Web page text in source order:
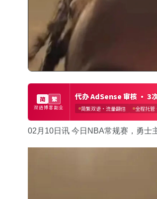
02月10日讯 今日NBA常规赛，勇士